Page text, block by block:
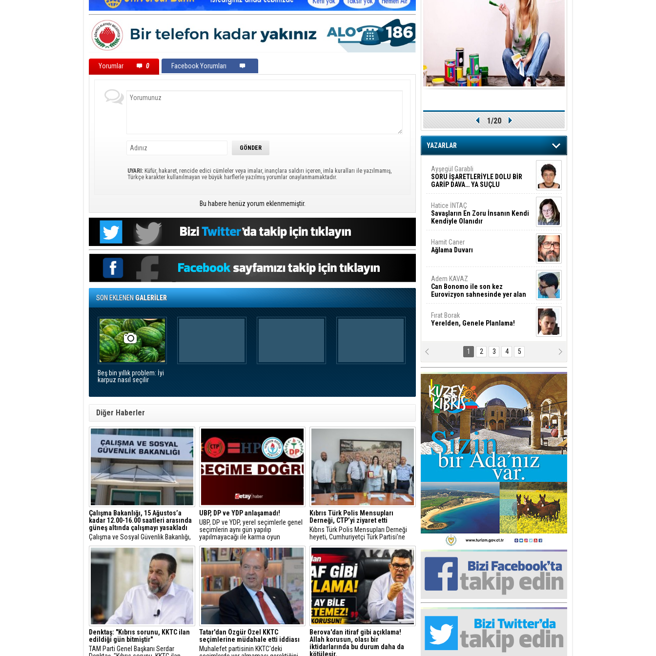
Yorumlar 0 Facebook Yorumları
UYARI: Küfür, hakaret, rencide edici cümleler veya imalar, inançlara saldırı içeren, imla kuralları ile yazılmamış,
Türkçe karakter kullanılmayan ve büyük harflerle yazılmış yorumlar onaylanmamaktadır.
Bu habere henüz yorum eklenmemiştir.
SON EKLENENGALERİLER
Beş bin yıllık problem: İyi
karpuz nasıl seçilir
Diğer Haberler
Çalışma Bakanlığı, 15 Ağustos’a
kadar 12.00-16.00 saatleri arasında
güneş altında çalışmayı yasakladı
Çalışma ve Sosyal Güvenlik Bakanlığı,
Meteoroloji Dairesi’nin yüksek hava
sıcaklığı tahminleri nedeniyle
bugünden itibaren 15 Ağustos’a kadar
12.00 ile 16.00 saatleri arasında açık
havada ve sürekli güneş altında
çalışma yapılmasını yasakladı.
UBP, DP ve YDP anlaşamadı!
UBP, DP ve YDP, yerel seçimlerle genel
seçimlerin aynı gün yapılıp
yapılmayacağı ile karma oyun
kaldırılmasına ilişkin henüz ortak bir
karar alınmadığını açıkladı.
Kıbrıs Türk Polis Mensupları
Derneği, CTP’yi ziyaret etti
Kıbrıs Türk Polis Mensupları Derneği
heyeti, Cumhuriyetçi Türk Partisi’ne
(CTP) teşekkür ve nezaket ziyaretinde
Denktaş: "Kıbrıs sorunu, KKTC ilan
edildiği gün bitmiştir"
TAM Parti Genel Başkanı Serdar
Tatar'dan Özgür Özel KKTC
seçimlerine müdahale etti iddiası
Muhalefet partisinin KKTC'deki
Berova'dan itiraf gibi açıklama!
Allah korusun, olası bir
iktidarlarında bu durum daha da
kötüleşir.
1/20
YAZARLAR
Ayşegül Garabli
SORU İŞARETLERİYLE DOLU BİR
GARİP DAVA… YA SUÇLU
DEĞİLSE???
Hatice İNTAÇ
Savaşların En Zoru İnsanın Kendi
Kendiyle Olanıdır
Hamit Caner
Ağlama Duvarı
Adem KAVAZ
Can Bonomo ile son kez
Eurovizyon sahnesinde yer alan
Türkiye 10 yıl aradan sonra
Fırat Borak
Yerelden, Genele Planlama!
Erkut YILMABAŞAR
Bayrak tartışmaları ve ihalesiz
işler!
Arif Alasya
2015 SONRASI VE AKINCI.
Fatma Baysal
SURLAR İÇİ’NDE KOLAYDIR ÖLMEK
Ediz TUNCEL
Göz göre göre…
Taner ULUTAŞ
İnşallah St. Lois ile Hakkaido
Adası gibi olmayız !...
Ali KİŞMİR
FIRSAT VE KORKU
Turgut ÇALICI
İki Lakırdı da benden!
Yrd. Doç. Ercan HOŞKARA
Yatırım Yapmazsan Var Olamazsın:
Hedefteki Kurum Kıb-Tek
Rana Sarro
Başıma gelen skandal olayı
1 2 3 4 5